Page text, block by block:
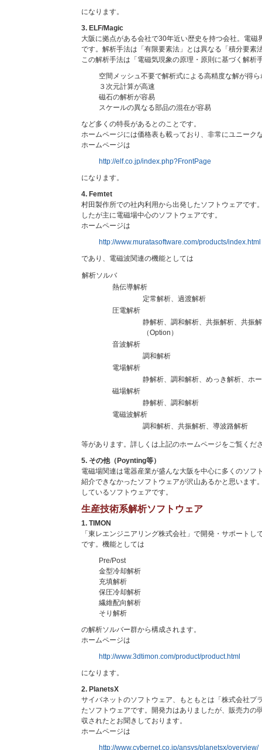
になります。
3. ELF/Magic
大阪に拠点がある会社で30年近い歴史を持つ会社。電磁
です。解析手法は「有限要素法」とは異なる「積分要素
この解析手法は「電磁気現象の原理・原則に基づく解析
空間メッシュ不要で解析式による高精度な解が得ら
３次元計算が高速
磁石の解析が容易
スケールの異なる部品の混在が容易
など多くの特長があるとのことです。
ホームページには価格表も載っており、非常にユニーク
ホームページは
http://elf.co.jp/index.php?FrontPage
になります。
4. Femtet
村田製作所での社内利用から出発したソフトウェアです
したが主に電磁場中心のソフトウェアです。
ホームページは
http://www.muratasoftware.com/products/index.html
であり、電磁波関連の機能としては
解析ソルバ
熱伝導解析
定常解析、過渡解析
圧電解析
静解析、調和解析、共振解析、共振
（Option）
音波解析
調和解析
電場解析
静解析、調和解析、めっき解析、ホ
磁場解析
静解析、調和解析
電磁波解析
調和解析、共振解析、導波路解析
等があります。詳しくは上記のホームページをご覧くだ
5. その他（Poynting等）
電磁場関連は電器産業が盛んな大阪を中心に多くのソフ
紹介できなかったソフトウェアが沢山あるかと思います
しているソフトウェアです。
生産技術系解析ソフトウェア
1. TIMON
「東レエンジニアリング株式会社」で開発・サポートし
です。機能としては
Pre/Post
金型冷却解析
充填解析
保圧冷却解析
繊維配向解析
そり解析
の解析ソルバー群から構成されます。
ホームページは
http://www.3dtimon.com/product/product.html
になります。
2. PlanetsX
サイバネットのソフトウェア、もともとは「株式会社プ
たソフトウェアです。開発力はありましたが、販売力の
収されたとお聞きしております。
ホームページは
http://www.cybernet.co.jp/ansys/planetsx/overview/